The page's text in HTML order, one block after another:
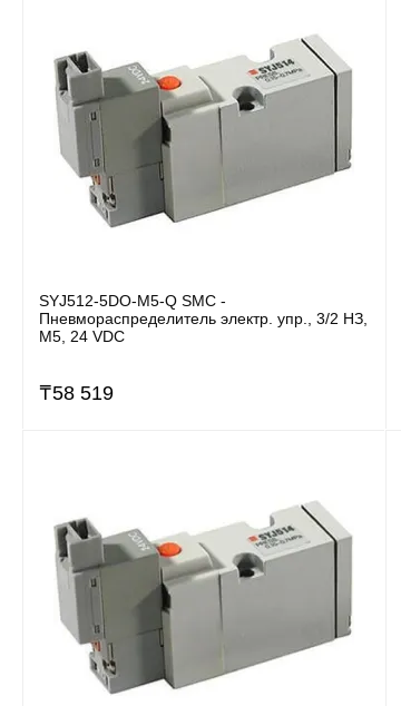
SYJ512-5DO-M5-Q SMC -
Пневмораспределитель электр. упр., 3/2 НЗ,
M5, 24 VDC
₸58 519